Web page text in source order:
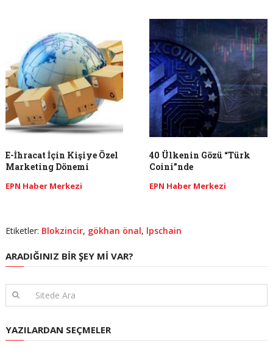
E-İhracat İçin Kişiye Özel
Marketing Dönemi
EPN Haber Merkezi
40 Ülkenin Gözü “Türk
Coini”nde
EPN Haber Merkezi
Etiketler: Blokzincir, gökhan önal, lpschain
ARADIĞINIZ BIR ŞEY MI VAR?
YAZILARDAN SEÇMELER